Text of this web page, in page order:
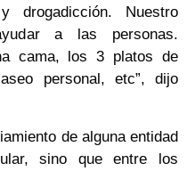
drogadicción. Nuestro
a las personas.
cama, los 3 platos de
personal, etc”, dijo
de alguna entidad
sino que entre los